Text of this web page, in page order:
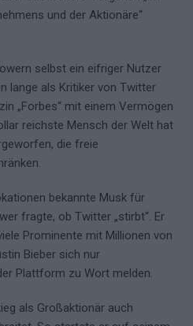
und der Aktionäre“
selbst ein eifriger Nutzer
lange als Kritiker von Twitter
„Forbes“ mit einem Vermögen
reichste Mensch der Welt hat
die freie
bekannte Musk für
fragte, ob Twitter „stirbt“. Er
Prominente mit Millionen von
Bieber sich nur
Plattform zu Wort melden.
als Großaktionär auch